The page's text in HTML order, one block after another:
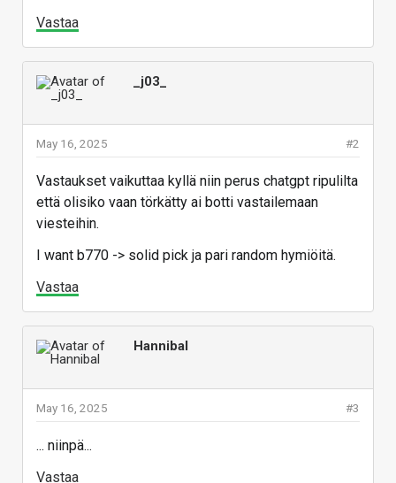
Vastaa
_j03_
#2
May 16, 2025
Vastaukset vaikuttaa kyllä niin perus chatgpt ripulilta
että olisiko vaan törkätty ai botti vastailemaan
viesteihin.
I want b770 -> solid pick ja pari random hymiöitä.
Vastaa
Hannibal
#3
May 16, 2025
... niinpä...
Vastaa